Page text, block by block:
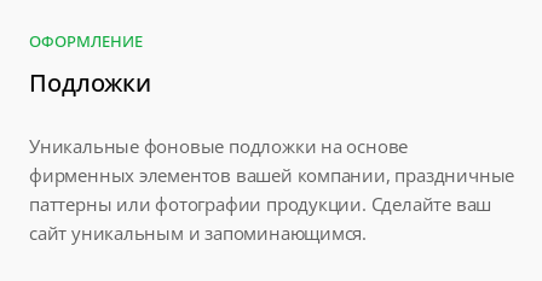
ОФОРМЛЕНИЕ
Подложки
Уникальные фоновые подложки на основе
фирменных элементов вашей компании, праздничные
паттерны или фотографии продукции. Сделайте ваш
сайт уникальным и запоминающимся.